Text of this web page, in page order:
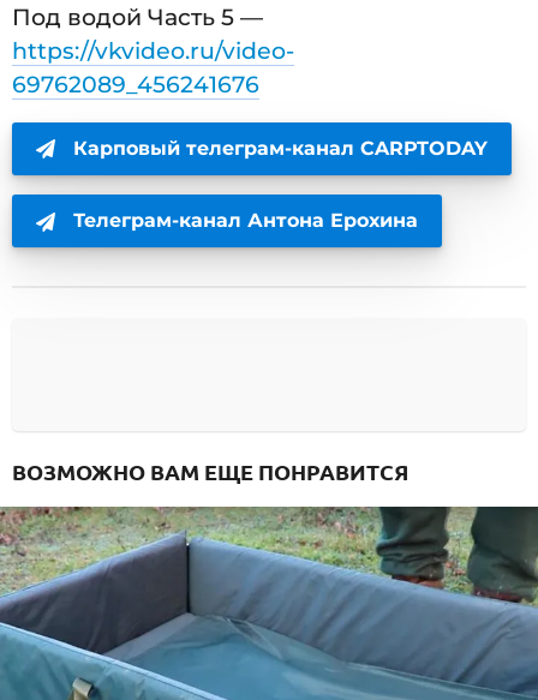
Под водой Часть 5 —
https://vkvideo.ru/video-
69762089_456241676
Карповый телеграм-канал CARPTODAY
Телеграм-канал Антона Ерохина
ВОЗМОЖНО ВАМ ЕЩЕ ПОНРАВИТСЯ